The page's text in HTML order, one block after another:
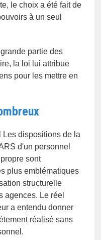
le choix a été fait de
à un seul
partie des
la loi lui attribue
pour les mettre en
Les dispositions de la
d'un personnel
sont
plus emblématiques
structurelle
agences. Le réel
a entendu donner
réalisé sans